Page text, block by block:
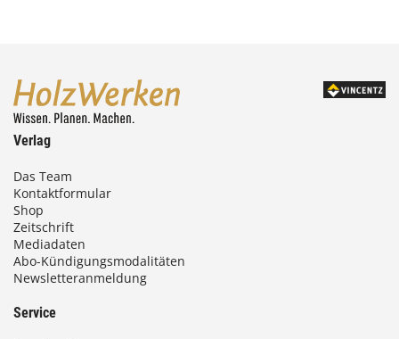
Verlag
Das Team
Kontaktformular
Shop
Zeitschrift
Mediadaten
Abo-Kündigungsmodalitäten
Newsletteranmeldung
Service